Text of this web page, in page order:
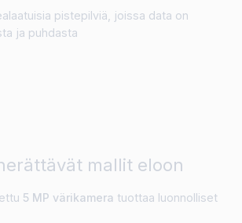
pistepilviä, joissa data on
ja puhdasta
mallit eloon
5 MP värikamera tuottaa luonnolliset